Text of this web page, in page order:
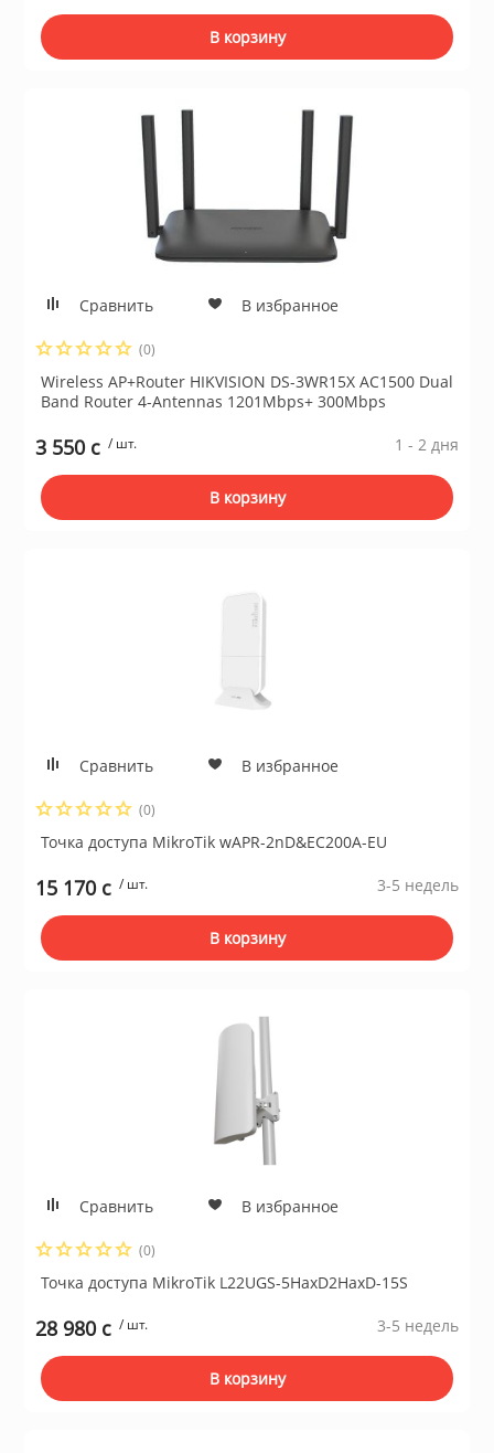
В корзину
Сравнить В избранное
(0)
Wireless AP+Router HIKVISION DS-3WR15X AC1500 Dual
Band Router 4-Antennas 1201Mbps+ 300Mbps
3 550 c / шт. 1 - 2 дня
В корзину
Сравнить В избранное
(0)
Точка доступа MikroTik wAPR-2nD&EC200A-EU
15 170 c / шт. 3-5 недель
В корзину
Сравнить В избранное
(0)
Точка доступа MikroTik L22UGS-5HaxD2HaxD-15S
28 980 c / шт. 3-5 недель
В корзину